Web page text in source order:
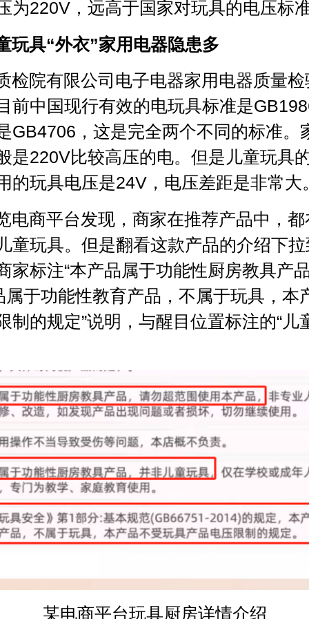
为220V，远高于国家对玩具的电压标
玩具“外衣”家用电器隐患多
检院有限公司电子电器家用电器质量
前中国现行有效的电玩具标准是
GB4706，这是完全两个不同的标准。
是220V比较高压的电。但是儿童玩具
的玩具电压是24V，电压差距是非常大
电商平台发现，商家在推荐产品中，
童玩具。但是翻看这款产品的介绍下
家标注“本产品属于功能性厨房教具产
属于功能性教育产品，不属于玩具，本
制的规定”说明，与醒目位置标注的“儿
某电商平台玩具厨房详情介绍